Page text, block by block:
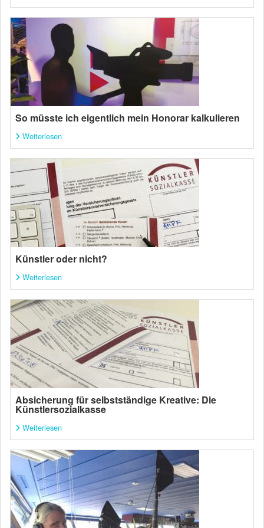
So müsste ich eigentlich mein Honorar kalkulieren
Weiterlesen
Künstler oder nicht?
Weiterlesen
Absicherung für selbstständige Kreative: Die
Künstlersozialkasse
Weiterlesen